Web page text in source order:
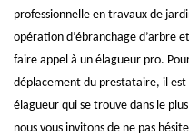
professionnelle en travaux de
opération d’ébranchage d’arbre
faire appel à un élagueur pro.
déplacement du prestataire, il est
élagueur qui se trouve dans le
nous vous invitons de ne pas